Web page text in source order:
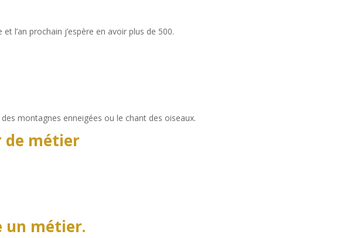
l’an prochain j’espère en avoir plus de 500.
montagnes enneigées ou le chant des oiseaux.
de métier
un métier.